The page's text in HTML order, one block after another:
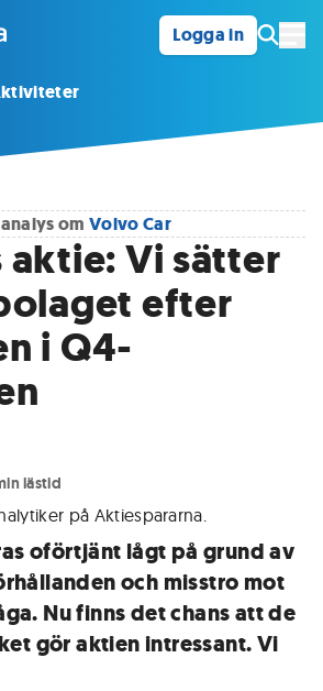
Logga in
om Volvo Car
aktie: Vi sätter
efter
i Q4-
lästid
på Aktiespararna.
oförtjänt lågt på grund av
och misstro mot
Nu finns det chans att de
gör aktien intressant. Vi